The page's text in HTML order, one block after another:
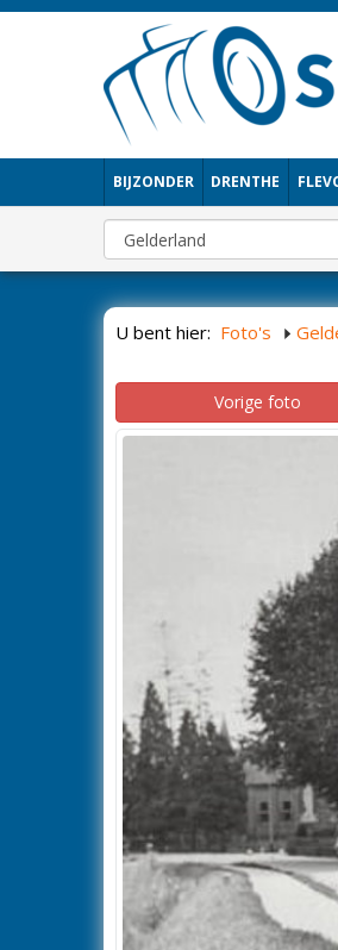
BIJZONDER DRENTHE
U bent hier: Foto's
Vorige foto